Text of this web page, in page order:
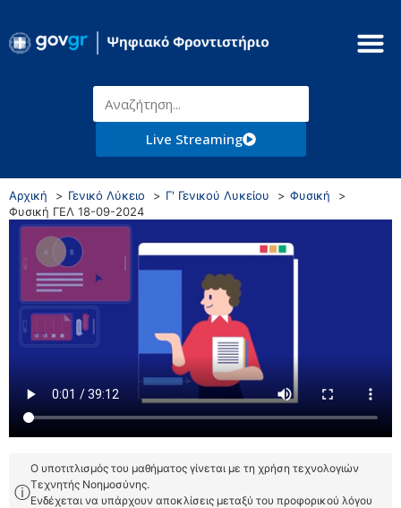
Live Streaming
Αρχική Γενικό Λύκειο Γ' Γενικού Λυκείου
Φυσική
Φυσική ΓΕΛ 18-09-2024
ⓘ
Ο υποτιτλισμός του μαθήματος γίνεται με τη χρήση τεχνολογιών
Τεχνητής Νοημοσύνης.
Ενδέχεται να υπάρχουν αποκλίσεις μεταξύ του προφορικού λόγου